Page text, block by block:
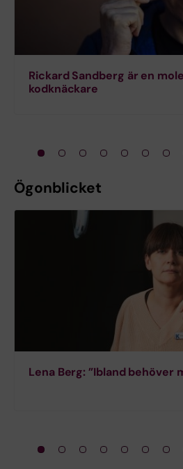
Rickard Sandberg är en
kodknäckare
Ögonblicket
Lena Berg: ”Ibland behöver